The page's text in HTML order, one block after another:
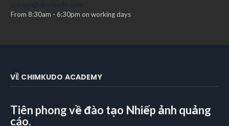
From 8:30am - 6:30pm on working days
VỀ CHIMKUDO ACADEMY
Tiên phong về đào tạo Nhiếp ảnh quảng
cáo.